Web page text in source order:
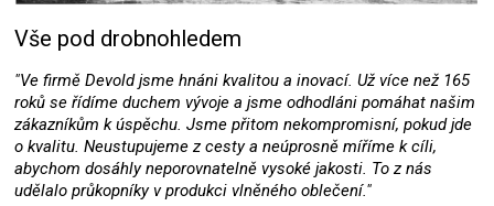
Vše pod drobnohledem
"Ve firmě Devold jsme hnáni kvalitou a inovací. Už více než 165
roků se řídíme duchem vývoje a jsme odhodláni pomáhat našim
zákazníkům k úspěchu. Jsme přitom nekompromisní, pokud jde
o kvalitu. Neustupujeme z cesty a neúprosně míříme k cíli,
abychom dosáhly neporovnatelně vysoké jakosti. To z nás
udělalo průkopníky v produkci vlněného oblečení."